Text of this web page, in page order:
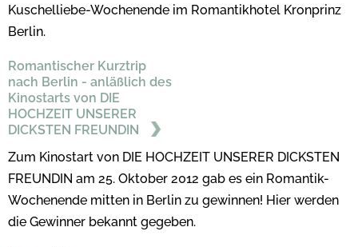
Kuschelliebe-Wochenende im Romantikhotel Kronprinz
Berlin.
Romantischer Kurztrip
nach Berlin - anläßlich des
Kinostarts von DIE
HOCHZEIT UNSERER
DICKSTEN FREUNDIN
Zum Kinostart von DIE HOCHZEIT UNSERER DICKSTEN
FREUNDIN am 25. Oktober 2012 gab es ein Romantik-
Wochenende mitten in Berlin zu gewinnen! Hier werden
die Gewinner bekannt gegeben.